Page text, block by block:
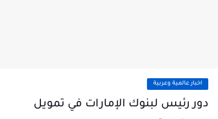
اخبار عالمية وعربية
دور رئيس لبنوك الإمارات في تمويل